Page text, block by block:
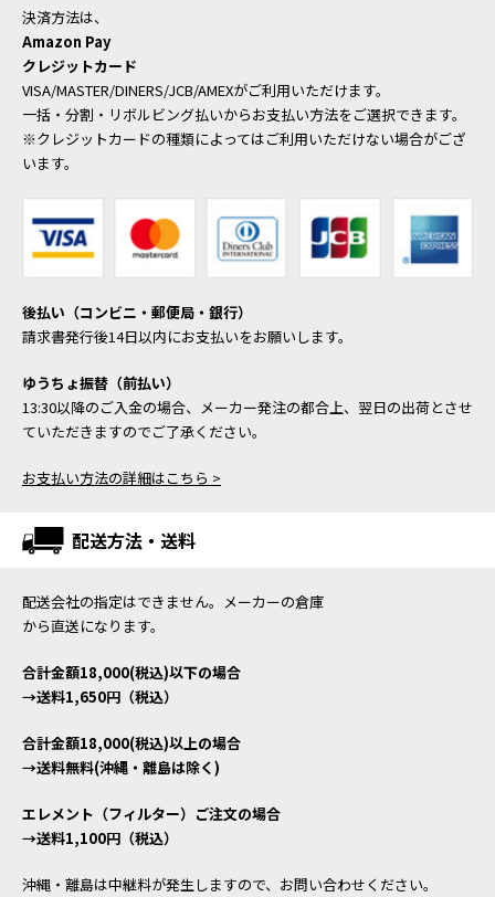
決済方法は、
Amazon Pay
クレジットカード
VISA/MASTER/DINERS/JCB/AMEXがご利用いただけます。
一括・分割・リボルビング払いからお支払い方法をご選択できます。
※クレジットカードの種類によってはご利用いただけない場合がござ
います。
後払い（コンビニ・郵便局・銀行）
請求書発行後14日以内にお支払いをお願いします。
ゆうちょ振替（前払い）
13:30以降のご入金の場合、メーカー発注の都合上、翌日の出荷とさせ
ていただきますのでご了承ください。
お支払い方法の詳細はこちら >
配送方法・送料
配送会社の指定はできません。メーカーの倉庫
から直送になります。
合計金額18,000(税込)以下の場合
→送料1,650円（税込）
合計金額18,000(税込)以上の場合
→送料無料(沖縄・離島は除く)
エレメント（フィルター）ご注文の場合
→送料1,100円（税込）
沖縄・離島は中継料が発生しますので、お問い合わせください。